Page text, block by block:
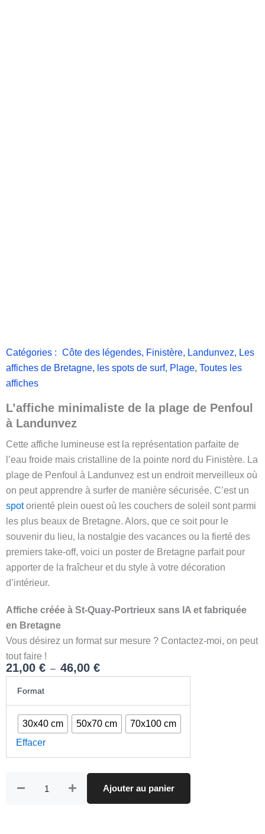
Catégories : Côte des légendes, Finistère, Landunvez, Les
affiches de Bretagne, les spots de surf, Plage, Toutes les
affiches
L’affiche minimaliste de la plage de Penfoul
à Landunvez
Cette affiche lumineuse est la représentation parfaite de
l’eau froide mais cristalline de la pointe nord du Finistère. La
plage de Penfoul à Landunvez est un endroit merveilleux où
on peut apprendre à surfer de manière sécurisée. C’est un
spotorienté plein ouest où les couchers de soleil sont parmi
les plus beaux de Bretagne. Alors, que ce soit pour le
souvenir du lieu, la nostalgie des vacances ou la fierté des
premiers take-off, voici un poster de Bretagne parfait pour
apporter de la fraîcheur et du style à votre décoration
d’intérieur.
Affiche créée à St-Quay-Portrieux sans IA et fabriquée
en Bretagne
Vous désirez un format sur mesure ? Contactez-moi, on peut
tout faire !
21,00 € – 46,00 €
prix :
21,00 €
46,00 €
Format
30x40 cm 50x70 cm
70x100 cm
Effacer
de
Plage
de
Penfoul
|
Ajouter au panier